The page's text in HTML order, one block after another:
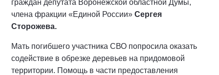
граждан депутата Воронежской областной Думы,
члена фракции «Единой России» Сергея
Сторожева.
Мать погибшего участника СВО попросила оказать
содействие в обрезке деревьев на придомовой
территории. Помощь в части предоставления